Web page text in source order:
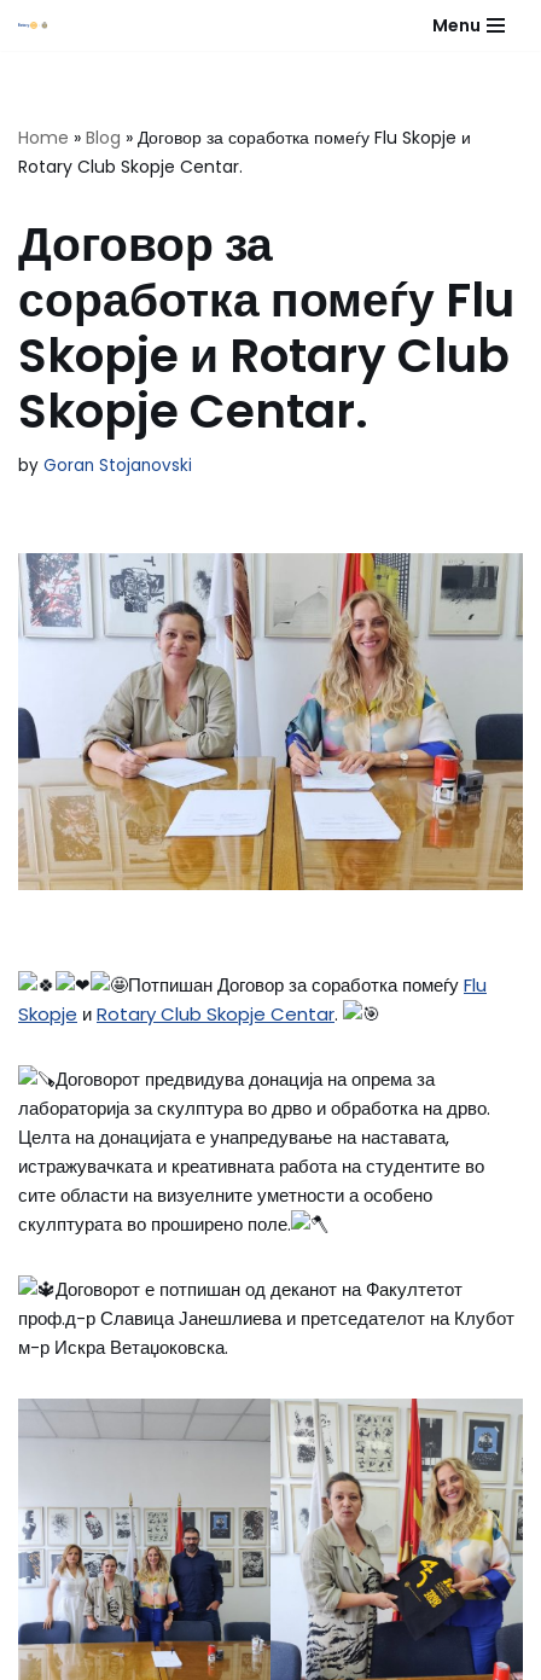
Menu
Home » Blog » Договор за соработка помеѓу Flu Skopje и
Rotary Club Skopje Centar.
Договор за
соработка помеѓу Flu
Skopje и Rotary Club
Skopje Centar.
by Goran Stojanovski
Потпишан Договор за соработка помеѓуFlu
Skopje иRotary Club Skopje Centar.
Договорот предвидува донација на опрема за
лабораторија за скулптура во дрво и обработка на дрво.
Целта на донацијата е унапредување на наставата,
истражувачката и креативната работа на студентите во
сите области на визуелните уметности а особено
скулптурата во проширено поле.
Договорот е потпишан од деканот на Факултетот
проф.д-р Славица Јанешлиева и претседателот на Клубот
м-р Искра Ветаџоковска.